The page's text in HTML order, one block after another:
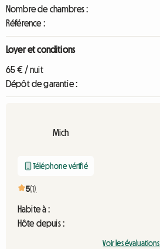
Nombre de chambres :
Référence :
Loyer et conditions
65 € / nuit
Dépôt de garantie :
Mich
Téléphone vérifié
5(1)
Habite à :
Hôte depuis :
Voir les évaluations